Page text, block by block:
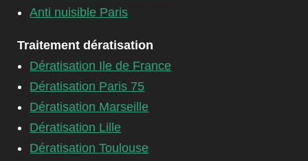
Anti nuisible Paris
Traitement dératisation
Dératisation Ile de France
Dératisation Paris 75
Dératisation Marseille
Dératisation Lille
Dératisation Toulouse